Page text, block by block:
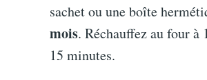
sachet ou une boîte
mois. Réchauffez au four à
15 minutes.